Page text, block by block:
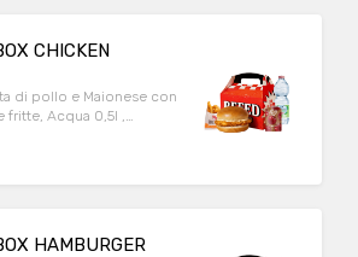
CHICKEN
di pollo e Maionese con
fritte, Acqua 0,5l ,
HAMBURGER